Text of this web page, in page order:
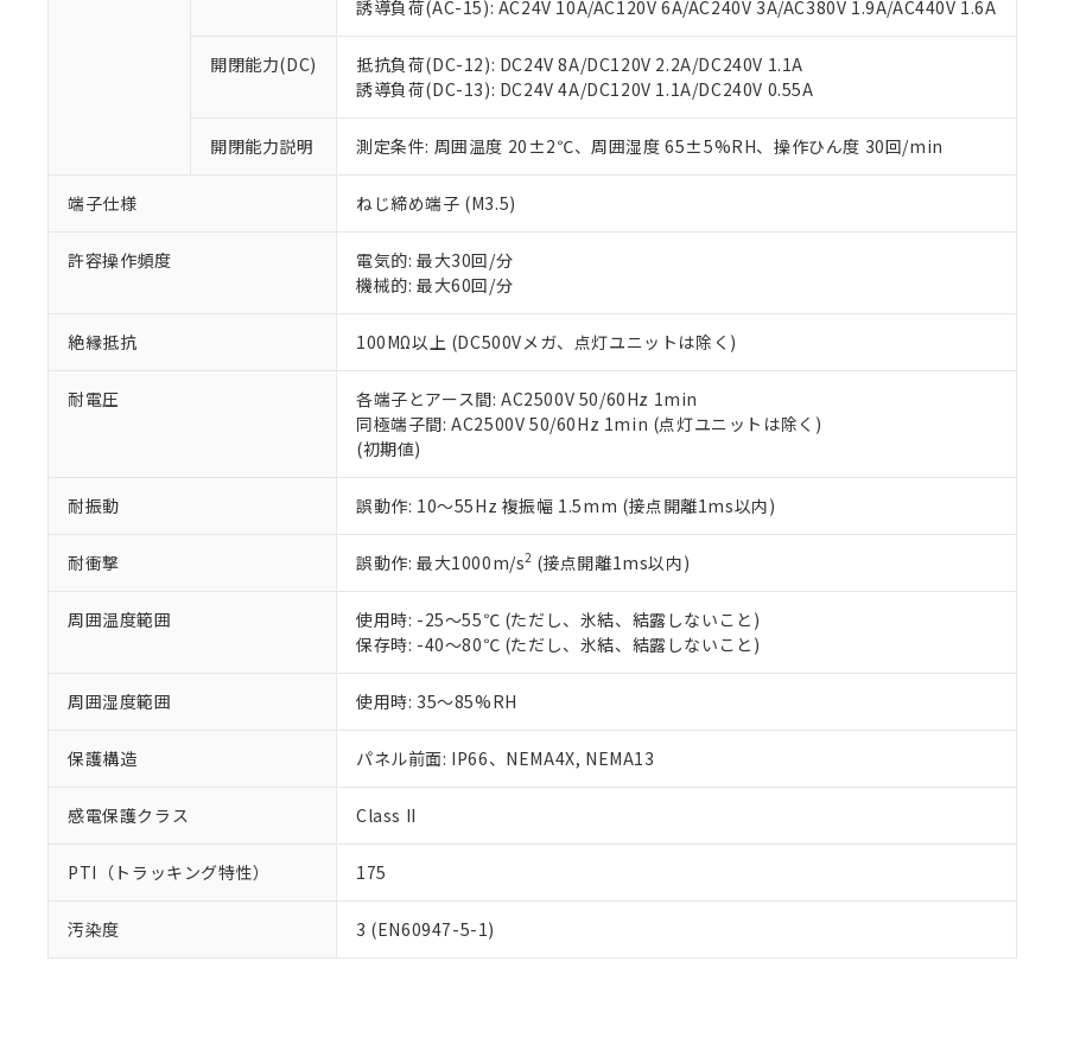
誘導負荷(AC-15): AC24V 10A/AC120V 6A/AC240V 3A/AC380V 1.9A/AC440V 1.6A
開閉能力(DC)
抵抗負荷(DC-12): DC24V 8A/DC120V 2.2A/DC240V 1.1A
誘導負荷(DC-13): DC24V 4A/DC120V 1.1A/DC240V 0.55A
開閉能力説明 測定条件: 周囲温度 20±2℃、周囲湿度 65±5%RH、操作ひん度 30回/min
端子仕様 ねじ締め端子 (M3.5)
許容操作頻度
電気的: 最大30回/分
機械的: 最大60回/分
絶縁抵抗 100MΩ以上 (DC500Vメガ、点灯ユニットは除く)
耐電圧
各端子とアース間: AC2500V 50/60Hz 1min
同極端子間: AC2500V 50/60Hz 1min (点灯ユニットは除く)
(初期値)
耐振動 誤動作: 10～55Hz 複振幅 1.5mm (接点開離1ms以内)
耐衝撃 誤動作: 最大1000m/s2 (接点開離1ms以内)
周囲温度範囲
使用時: -25～55℃ (ただし、氷結、結露しないこと)
保存時: -40～80℃ (ただし、氷結、結露しないこと)
周囲湿度範囲 使用時: 35～85%RH
保護構造 パネル前面: IP66、NEMA4X, NEMA13
感電保護クラス Class II
PTI（トラッキング特性） 175
汚染度 3 (EN60947-5-1)
が、当社の製品・サービスに関するお客様との取引・商談に必要な範囲で利用する
※当社の共同利用者とは、"個人情報の共同利用に関して"
いる法人を指します。
EU RoHS指令（10物質）の非含有証明書
51物質の非含有証明書（当社基準）
※本証明書は発行日時点で非含有を証明するもので、過去に遡って非含有を証明するもの
また、RoHS指令のフタル酸エステル類４物質の対応では、対応完了までの期間は出荷
混在することから備考欄に対応日を記載しておりました。
り割愛しております。
白